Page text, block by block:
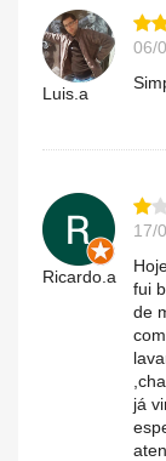
Luis.a
06/
Ricardo.a
17/
fui
de
já